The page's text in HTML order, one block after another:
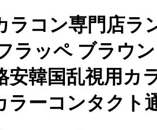
コン専門店ラ
ラッペ ブラウ
韓国乱視用カ
ラーコンタクト